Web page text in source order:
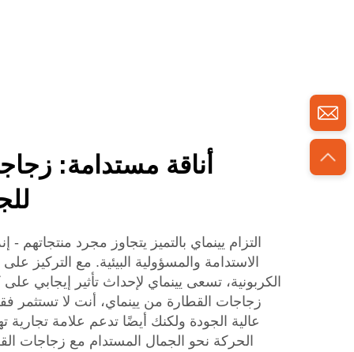
أناقة مستدامة:
التزام يينماي بالتميز يتجاوز مجرد منتجاتهم
الاستدامة والمسؤولية البيئية. مع التركيز
الكربونية، تسعى يينماي لإحداث تأثير إيجابي
زجاجات القطارة من يينماي، أنت لا تستثمر
عالية الجودة ولكنك أيضًا تدعم علامة تجارية
الحركة نحو الجمال المستدام مع زجاجات